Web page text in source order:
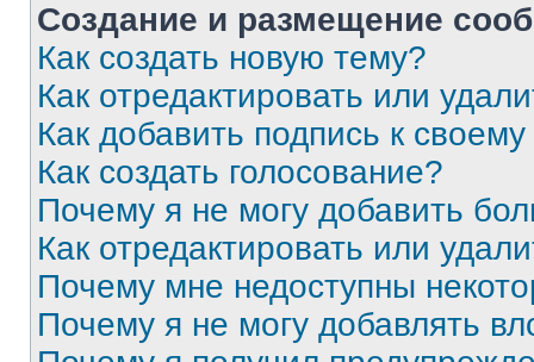
Создание и размещение
Как создать новую тему?
Как отредактировать или
Как добавить подпись к
Как создать голосование?
Почему я не могу добавить
Как отредактировать или
Почему мне недоступны
Почему я не могу добавлять